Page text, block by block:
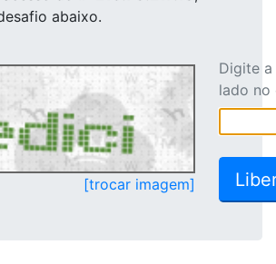
abaixo.
[trocar imagem]
Digite
lado no